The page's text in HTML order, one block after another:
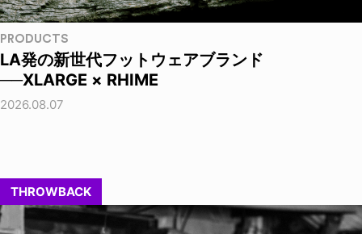
PRODUCTS
LA発の新世代フットウェアブランド
──XLARGE × RHIME
2026.08.07
THROWBACK